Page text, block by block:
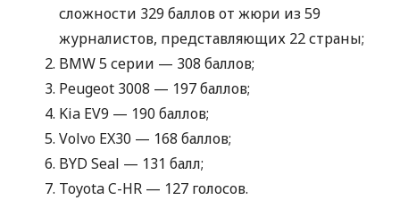
сложности 329 баллов от жюри из 59
журналистов, представляющих 22 страны;
BMW 5 серии — 308 баллов;
Peugeot 3008 — 197 баллов;
Kia EV9 — 190 баллов;
Volvo EX30 — 168 баллов;
BYD Seal — 131 балл;
Toyota C-HR — 127 голосов.